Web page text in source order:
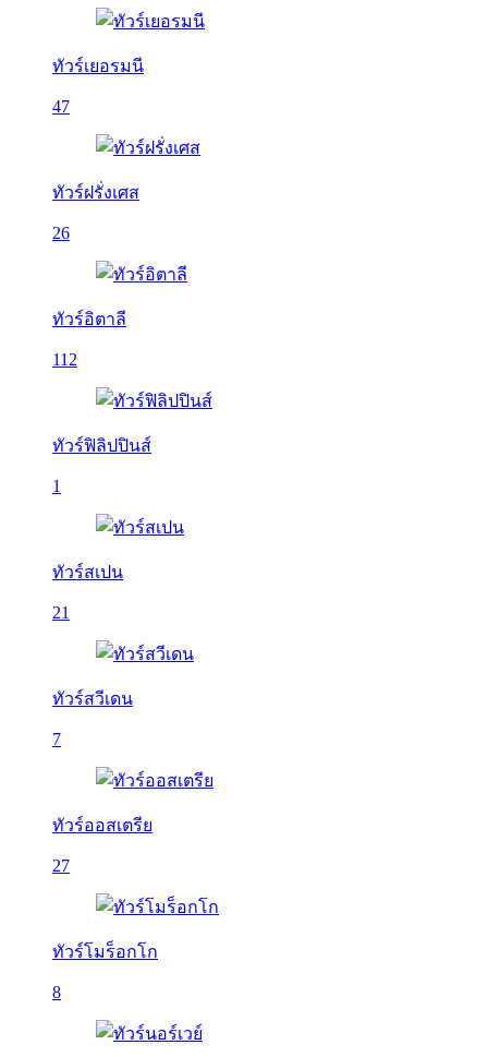
ทัวร์เยอรมนี
47
ทัวร์ฝรั่งเศส
26
ทัวร์อิตาลี
112
ทัวร์ฟิลิปปินส์
1
ทัวร์สเปน
21
ทัวร์สวีเดน
7
ทัวร์ออสเตรีย
27
ทัวร์โมร็อกโก
8